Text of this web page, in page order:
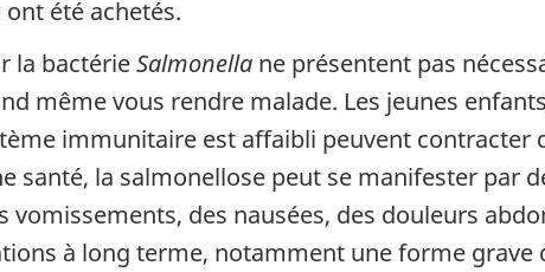
été achetés.
la bactérieSalmonella ne présentent pas
même vous rendre malade. Les jeunes
immunitaire est affaibli peuvent
santé, la salmonellose peut se manifester par
vomissements, des nausées, des douleurs
à long terme, notamment une forme grave